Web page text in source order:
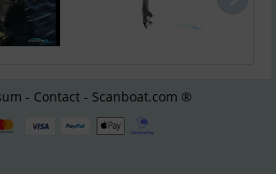
- Contact - Scanboat.com ®